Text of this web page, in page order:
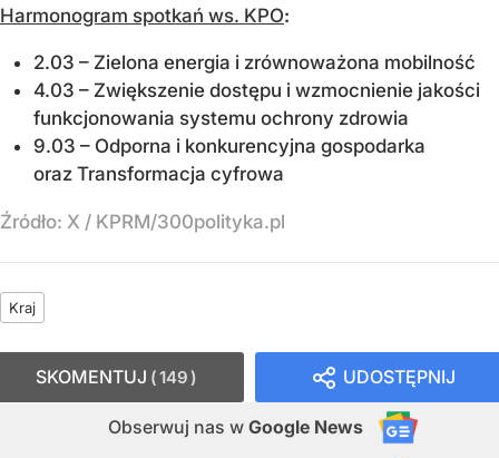
Harmonogram spotkań ws. KPO:
2.03 – Zielona energia i zrównoważona mobilność
4.03 – Zwiększenie dostępu i wzmocnienie jakości
funkcjonowania systemu ochrony zdrowia
9.03 – Odporna i konkurencyjna gospodarka
oraz Transformacja cyfrowa
Źródło: X / KPRM/300polityka.pl
Kraj
UDOSTĘPNIJ
Obserwuj nas w Google News
SKOMENTUJ 149